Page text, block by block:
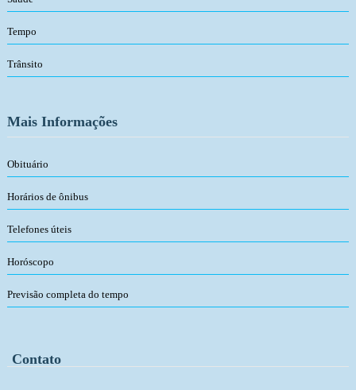
Tempo
Trânsito
Mais Informações
Obituário
Horários de ônibus
Telefones úteis
Horóscopo
Previsão completa do tempo
Contato